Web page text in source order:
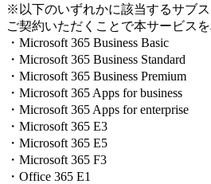
※以下のいずれかに該当するサブ
ご契約いただくことで本サービス
・Microsoft 365 Business Basic
・Microsoft 365 Business Standard
・Microsoft 365 Business Premium
・Microsoft 365 Apps for business
・Microsoft 365 Apps for enterprise
・Microsoft 365 E3
・Microsoft 365 E5
・Microsoft 365 F3
・Office 365 E1